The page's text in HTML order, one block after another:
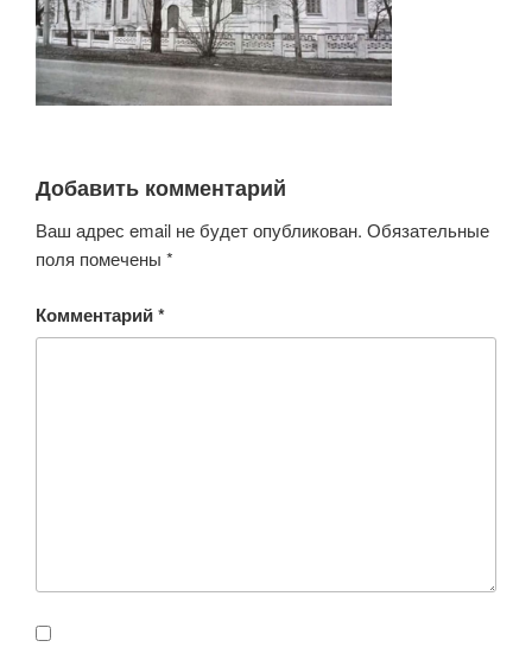
Добавить комментарий
Ваш адрес email не будет опубликован. Обязательные
поля помечены *
Комментарий*